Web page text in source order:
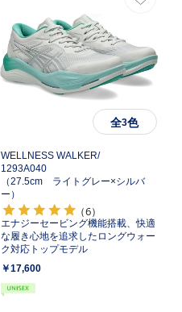
全3色
WELLNESS WALKER/
1293A040
（27.5cm ライトグレー×シルバ
ー）
（6）
エナジーセービング機能搭載、快適
な履き心地を追求したロングウォー
ク対応トップモデル
￥17,600